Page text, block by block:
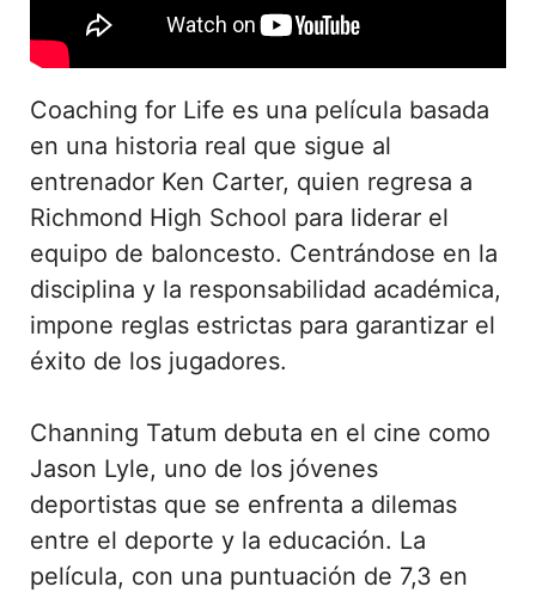
Coaching for Life es una película basada
en una historia real que sigue al
entrenador Ken Carter, quien regresa a
Richmond High School para liderar el
equipo de baloncesto. Centrándose en la
disciplina y la responsabilidad académica,
impone reglas estrictas para garantizar el
éxito de los jugadores.
Channing Tatum debuta en el cine como
Jason Lyle, uno de los jóvenes
deportistas que se enfrenta a dilemas
entre el deporte y la educación. La
película, con una puntuación de 7,3 en